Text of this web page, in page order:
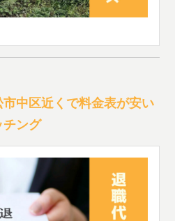
中区近くで料金表が安い
チング